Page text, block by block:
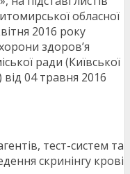
обласної
2016 року
здоров’я
ради (Київської
від 04 травня 2016
тест-систем та
скринінгу крові